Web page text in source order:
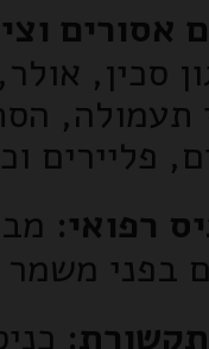
אסורים
סכין,
תעמולה,
פליירים
רפואי:
בפני